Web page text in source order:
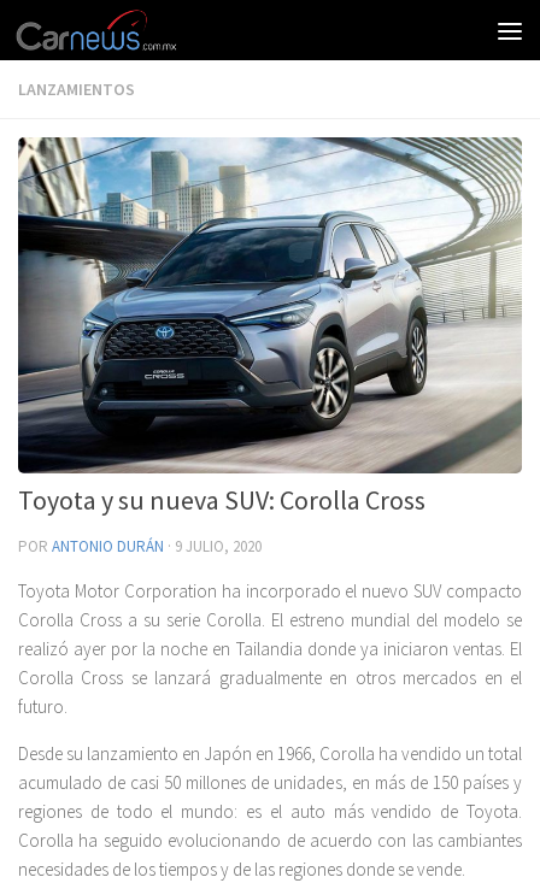
LANZAMIENTOS
Toyota y su nueva SUV: Corolla Cross
POR ANTONIO DURÁN · 9 JULIO, 2020
Toyota Motor Corporation ha incorporado el nuevo SUV compacto
Corolla Cross a su serie Corolla. El estreno mundial del modelo se
realizó ayer por la noche en Tailandia donde ya iniciaron ventas. El
Corolla Cross se lanzará gradualmente en otros mercados en el
futuro.
Desde su lanzamiento en Japón en 1966, Corolla ha vendido un total
acumulado de casi 50 millones de unidades, en más de 150 países y
regiones de todo el mundo: es el auto más vendido de Toyota.
Corolla ha seguido evolucionando de acuerdo con las cambiantes
necesidades de los tiempos y de las regiones donde se vende.